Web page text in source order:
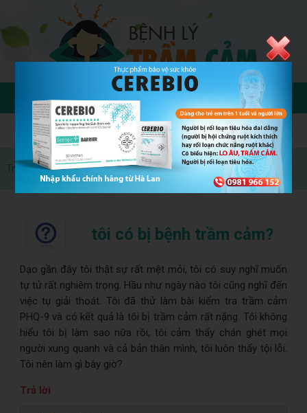
Trang chủ » Questions
tôi có bị bệnh trầm cảm?
Dạo gần đây tôi thật sự rất mệt mỏi, tôi có suy nghĩ muốn
tự tử rất nghiêm trọng. Hầu như ngày nào tôi cũng nghĩ đến
việc tụ giải thoát. Tôi đã thử làm bài kiểm tra trầm cảm
PHQ-9 và có kết quả là tôi bị trầm cảm rất nặng. Tôi không
hiểu tôi bị làm sao nữa rồi, tôi cảm thấy chán ghét mọi
người xung quanh và cả bản thân mình, tôi luôn thấy tội lỗi.
Tôi nên làm gì bây giờ?
Trả lời